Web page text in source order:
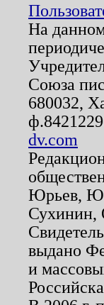
На
Союза
680032,
dv.com
Юрьев,
Сухинин,
выдано
и